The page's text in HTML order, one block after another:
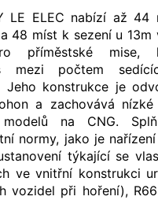
LE ELEC nabízí až
48 míst k sezení u
příměstské mise,
mezi počtem
Jeho konstrukce je
a zachovává
na CNG.
normy, jako je nařízení
týkající se
ve vnitřní konstrukci
vozidel při hoření),